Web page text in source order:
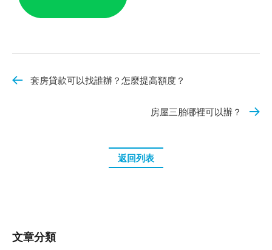
套房貸款可以找誰辦？怎麼提高額度？
房屋三胎哪裡可以辦？
返回列表
文章分類